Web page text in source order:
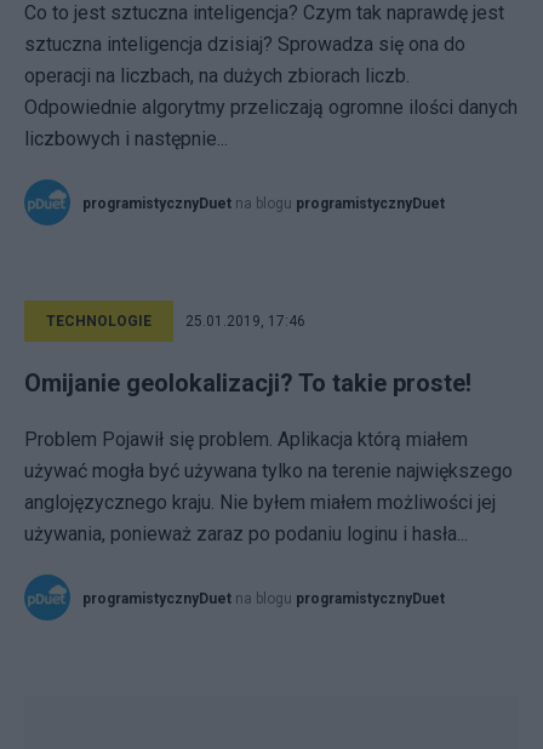
Co to jest sztuczna inteligencja? Czym tak naprawdę jest
sztuczna inteligencja dzisiaj? Sprowadza się ona do
operacji na liczbach, na dużych zbiorach liczb.
Odpowiednie algorytmy przeliczają ogromne ilości danych
liczbowych i następnie...
programistycznyDuet na blogu programistycznyDuet
TECHNOLOGIE 25.01.2019, 17:46
Omijanie geolokalizacji? To takie proste!
Problem Pojawił się problem. Aplikacja którą miałem
używać mogła być używana tylko na terenie największego
anglojęzycznego kraju. Nie byłem miałem możliwości jej
używania, ponieważ zaraz po podaniu loginu i hasła...
programistycznyDuet na blogu programistycznyDuet